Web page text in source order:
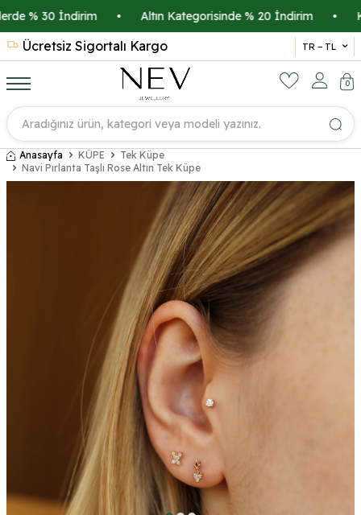
% 30 İndirim • Altın Kategorisinde % 20 İndirim •
Ücretsiz Sigortalı Kargo 14
TR − TL
0
Anasayfa KÜPE
Tek Küpe
Navi Pırlanta Taşlı Rose Altın Tek Küpe